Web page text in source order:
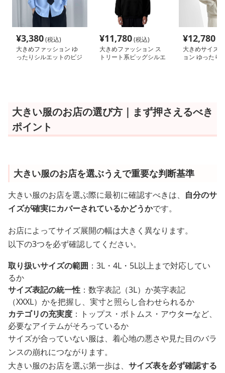
¥3,380(税込)
大きめファッション ゆ
ったりシルエットのビジ
¥11,780(税込)
大きめファッション ス
トリート系ビッグシルエ
¥12,780
大きめサイズ
ョン ゆったり
大きい服のお店の選び方｜まず押さえるべき
ポイント
大きい服のお店を選ぶうえで重要な判断基準
大きい服のお店を選ぶ際に最初に確認すべきは、 自分のサ
イズが確実にカバーされているかどうかです。
お店によってサイズ展開の幅は大きく異なります。
以下の3つを必ず確認してください。
取り扱いサイズの範囲 ：3L・4L・5L以上まで対応してい
るか
サイズ表記の統一性 ：数字表記（3L）か英字表記
（XXXL）かを把握し、実寸と照らし合わせられるか
カテゴリの充実度 ：トップス・ボトムス・アウターなど、
必要なアイテムがそろっているか
サイズが合っていない服は、着心地の悪さや見た目のバラ
ンスの崩れにつながります。
大きい服のお店を選ぶ第一歩は、 サイズ表を必ず確認する